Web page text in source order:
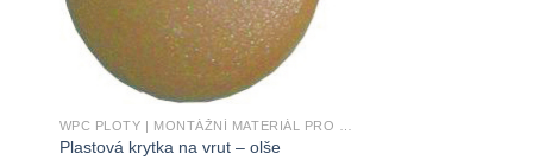
Plastová krytka na vrut – olše